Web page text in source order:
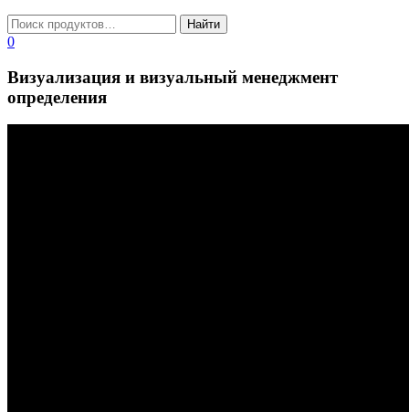
0
Визуализация и визуальный менеджмент
определения